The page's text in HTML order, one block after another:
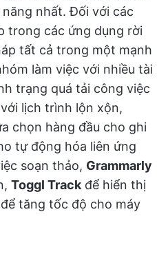
nhất. Đối với các
trong các ứng dụng rời
tất cả trong một mạnh
làm việc với nhiều tài
trạng quá tải công việc
lịch trình lộn xộn,
chọn hàng đầu cho ghi
tự động hóa liên ứng
soạn thảo, Grammarly
Toggl Track để hiển thị
để tăng tốc độ cho máy